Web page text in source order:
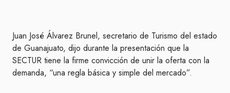
Juan José Álvarez Brunel, secretario de Turismo del estado
de Guanajuato, dijo durante la presentación que la
SECTUR tiene la firme convicción de unir la oferta con la
demanda, “una regla básica y simple del mercado”.